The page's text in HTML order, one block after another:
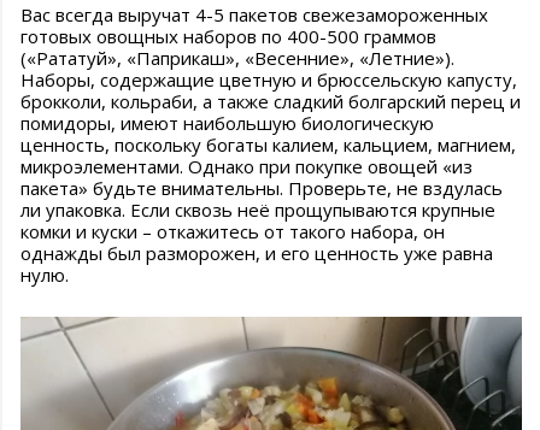
Вас всегда выручат 4-5 пакетов свежезамороженных
готовых овощных наборов по 400-500 граммов
(«Рататуй», «Паприкаш», «Весенние», «Летние»).
Наборы, содержащие цветную и брюссельскую капусту,
брокколи, кольраби, а также сладкий болгарский перец и
помидоры, имеют наибольшую биологическую
ценность, поскольку богаты калием, кальцием, магнием,
микроэлементами. Однако при покупке овощей «из
пакета» будьте внимательны. Проверьте, не вздулась
ли упаковка. Если сквозь неё прощупываются крупные
комки и куски – откажитесь от такого набора, он
однажды был разморожен, и его ценность уже равна
нулю.